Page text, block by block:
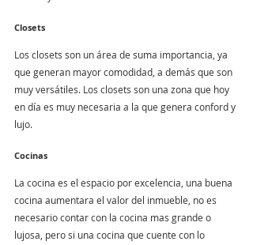
Closets
Los closets son un área de suma importancia, ya
que generan mayor comodidad, a demás que son
muy versátiles. Los closets son una zona que hoy
en día es muy necesaria a la que genera conford y
lujo.
Cocinas
La cocina es el espacio por excelencia, una buena
cocina aumentara el valor del inmueble, no es
necesario contar con la cocina mas grande o
lujosa, pero si una cocina que cuente con lo